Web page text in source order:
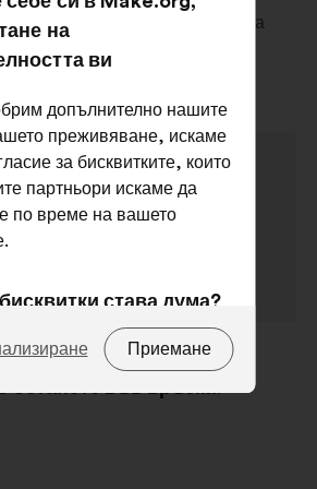
разберете какви са
и какво прави Make.org в
каузи.
се появят скоро, но
във връзка!
на
ви
допълнително нашите
преживяване, искаме
за бисквитките, които
партньори искаме да
по време на вашето
става дума?
бисквитки, които са от
значение за
на сайта.
Приемане